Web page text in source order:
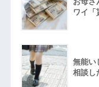
お母さ
ワイ「
無能い
相談し